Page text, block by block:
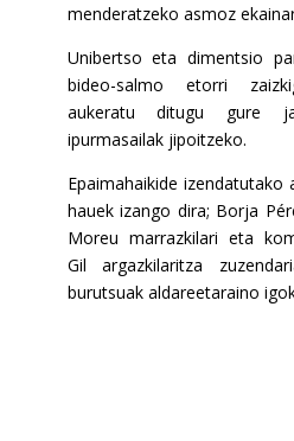
menderatzeko asmoz
Unibertso eta dimentsio
bideo-salmo etorri
aukeratu ditugu gure
ipurmasailak jipoitzeko.
Epaimahaikide izendatutako
hauek izango dira; Borja
Moreu marrazkilari eta
Gil argazkilaritza
burutsuak aldareetaraino